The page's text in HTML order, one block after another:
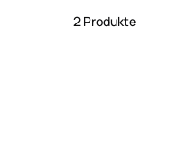
2 Produkte